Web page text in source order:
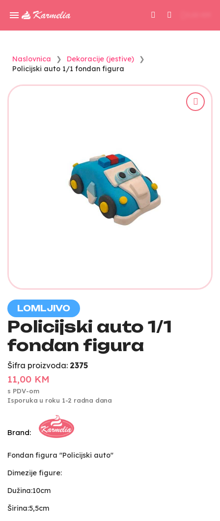
Naslovnica
Dekoracije (jestive)
Policijski auto 1/1 fondan figura
LOMLJIVO
Policijski auto 1/1
fondan figura
Šifra proizvoda: 2375
11,00 KM
s PDV-om
Isporuka u roku 1-2 radna dana
Brand:
Fondan figura "Policijski auto"
Dimezije figure:
Dužina:10cm
Širina:5,5cm